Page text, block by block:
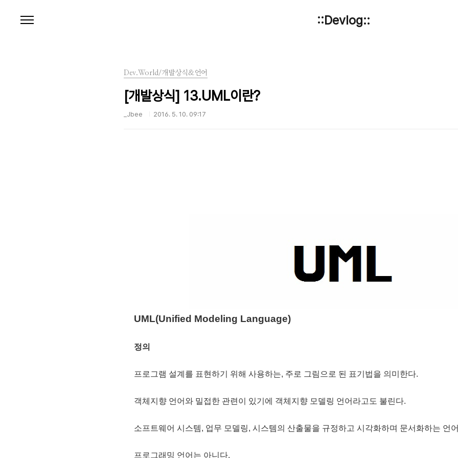
::Devlog::
Dev.World/개발상식&언어
[개발상식] 13.UML이란?
_Jbee 2016. 5. 10. 09:17
UML(Unified Modeling Language)
정의
프로그램 설계를 표현하기 위해 사용하는, 주로 그림으로 된 표기법을 의미한다.
객체지향 언어와 밀접한 관련이 있기에 객체지향 모델링 언어라고도 불린다.
소프트웨어 시스템, 업무 모델링, 시스템의 산출물을 규정하고 시각화하며 문서화하는 언
프로그래밍 언어는 아니다.